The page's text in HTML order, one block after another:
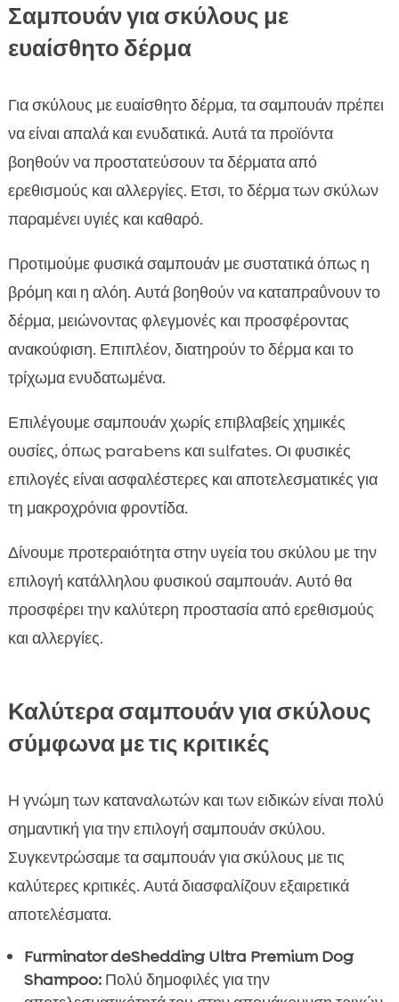
Σαμπουάν για σκύλους με
ευαίσθητο δέρμα
Για σκύλους με ευαίσθητο δέρμα, τα σαμπουάν πρέπει
να είναι απαλά και ενυδατικά. Αυτά τα προϊόντα
βοηθούν να προστατεύσουν τα δέρματα από
ερεθισμούς και αλλεργίες. Ετσι, το δέρμα των σκύλων
παραμένει υγιές και καθαρό.
Προτιμούμε φυσικά σαμπουάν με συστατικά όπως η
βρόμη και η αλόη. Αυτά βοηθούν να καταπραΰνουν το
δέρμα, μειώνοντας φλεγμονές και προσφέροντας
ανακούφιση. Επιπλέον, διατηρούν το δέρμα και το
τρίχωμα ενυδατωμένα.
Επιλέγουμε σαμπουάν χωρίς επιβλαβείς χημικές
ουσίες, όπως parabens και sulfates. Οι φυσικές
επιλογές είναι ασφαλέστερες και αποτελεσματικές για
τη μακροχρόνια φροντίδα.
Δίνουμε προτεραιότητα στην υγεία του σκύλου με την
επιλογή κατάλληλου φυσικού σαμπουάν. Αυτό θα
προσφέρει την καλύτερη προστασία από ερεθισμούς
και αλλεργίες.
Καλύτερα σαμπουάν για σκύλους
σύμφωνα με τις κριτικές
Η γνώμη των καταναλωτών και των ειδικών είναι πολύ
σημαντική για την επιλογή σαμπουάν σκύλου.
Συγκεντρώσαμε τα σαμπουάν για σκύλους με τις
καλύτερες κριτικές. Αυτά διασφαλίζουν εξαιρετικά
αποτελέσματα.
Furminator deShedding Ultra Premium Dog
Shampoo:Πολύ δημοφιλές για την